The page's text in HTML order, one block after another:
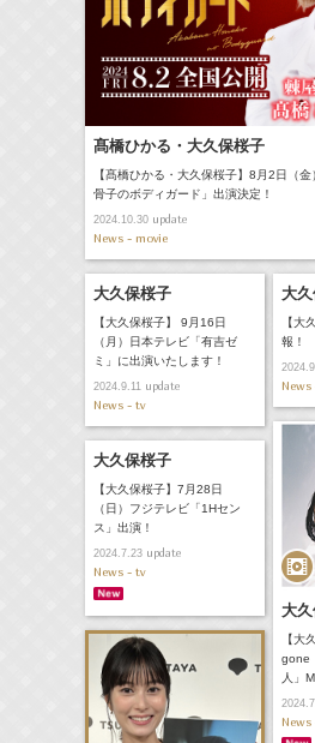
髙橋ひかる・大久保桜子
【髙橋ひかる・大久保桜子】8月2日（
骨子のボディガード」出演決定！
2024.10.30update
News - movie
大久保桜子
【大久保桜子】 9月16日
（月）日本テレビ「有吉ゼ
ミ」に出演いたします！
2024.9.11update
News - tv
大
【大
報！
大
【大
gone
人」
大久保桜子
【大久保桜子】7月28日
（日）フジテレビ「1Hセン
ス」出演！
2024.7.23update
News - tv